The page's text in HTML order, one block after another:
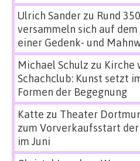
Ulrich Sanderzu Rund
versammeln sich auf
einer Gedenk- und
Michael Schulz zu Kirche
Schachclub: Kunst setzt
Formen der Begegnung
Katte zu Theater
zum Vorverkaufsstart
im Juni